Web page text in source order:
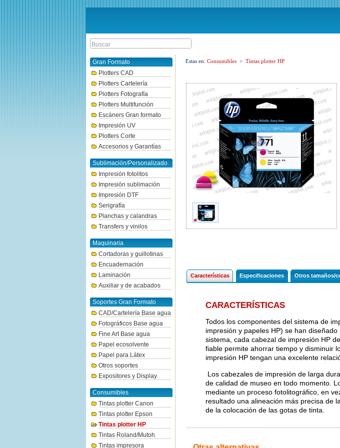
Gran Formato
Plotters CAD
Plotters Cartelería
Plotters Fotografía
Plotters Multifunción
Escáners Gran formato
Impresión UV
Plotters Corte
Accesorios y Garantías
Sublimación/Personalizado
Impresión fotolitos
Impresión sublimación
Impresión DTF
Serigrafía
Planchas y calandras
Transfers y vinilos
Maquinaria
Cortadoras y guillotinas
Encuadernación
Laminación
Auxiliar y de acabados
Soportes Gran Formato
CAD/Cartelería Base agua
Fotográficos Base agua
Fine Art Base agua
Papel ecosolvente
Papel para Látex
Otros soportes
Expositores y Display
Consumibles
Tintas plotter Canon
Tintas plotter Epson
Tintas plotter HP
Tintas Roland/Mutoh
Tintas impresora
Estas en: Consumibles > Tintas plotter HP
Características Especificaciones Otros tamaños/
CARACTERÍSTICAS
Todos los componentes del sistema de
impresión y papeles HP) se han
sistema, cada cabezal de impresión HP
fiable permite ahorrar tiempo y disminuir
impresión HP tengan una excelente
Los cabezales de impresión de larga
de calidad de museo en todo momento.
mediante un proceso fotolitográfico, en
resultado una alineación más precisa de
de la colocación de las gotas de tinta.